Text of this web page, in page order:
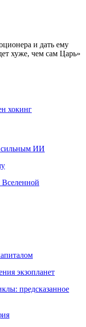
и дать ему
хуже, чем сам Царь»
хокинг
сильным ИИ
Вселенной
экзопланет
предсказанное